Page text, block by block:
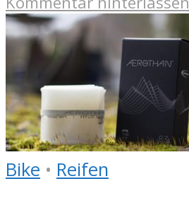
Bike • Reifen